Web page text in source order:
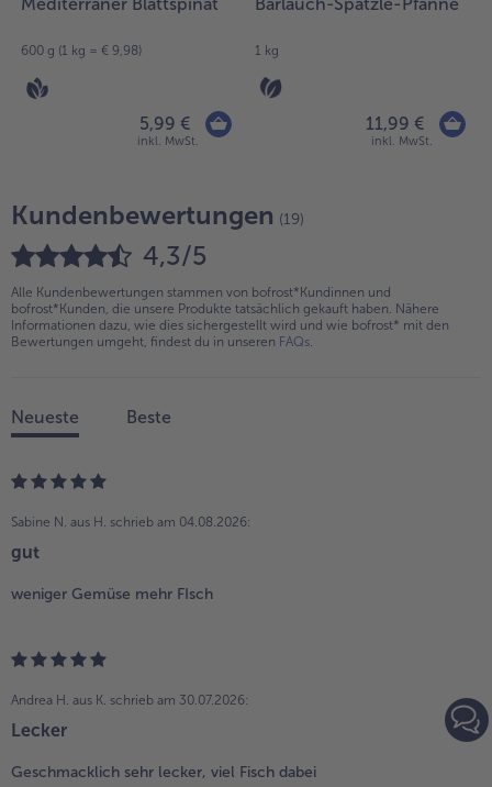
600 g (1 kg = € 9,98)
5,99 €
inkl. MwSt.
1 kg
11,99 €
inkl. MwSt.
Kundenbewertungen (19)
4,3/5
Alle Kundenbewertungen stammen von bofrost*Kundinnen und
bofrost*Kunden, die unsere Produkte tatsächlich gekauft haben. Nähere
Informationen dazu, wie dies sichergestellt wird und wie bofrost* mit den
Bewertungen umgeht, findest du in unseren FAQs.
Neueste Beste
Sabine N. aus H. schrieb am 04.08.2026:
gut
weniger Gemüse mehr FIsch
Andrea H. aus K. schrieb am 30.07.2026:
Lecker
Geschmacklich sehr lecker, viel Fisch dabei